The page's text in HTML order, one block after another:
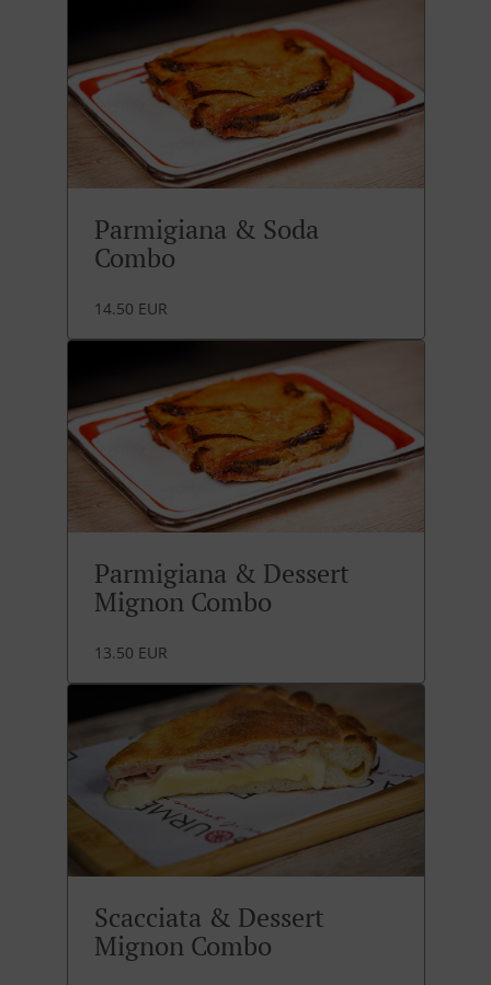
Parmigiana & Soda
Combo
14.50 EUR
Parmigiana & Dessert
Mignon Combo
13.50 EUR
Scacciata & Dessert
Mignon Combo